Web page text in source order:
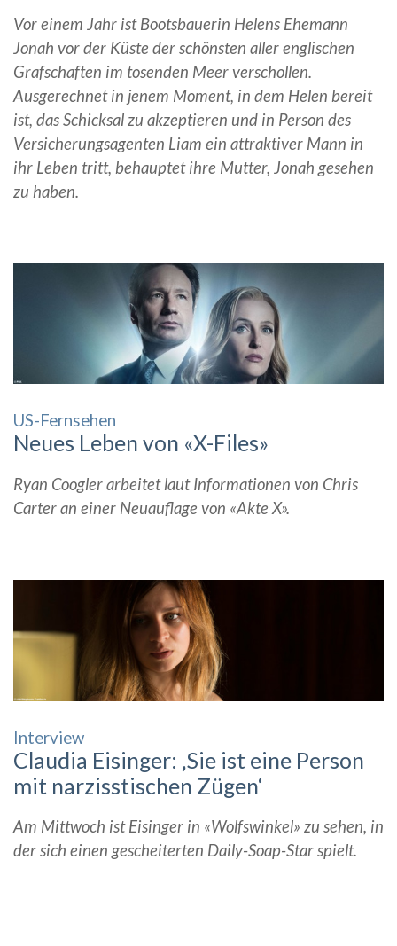
Vor einem Jahr ist Bootsbauerin Helens Ehemann
Jonah vor der Küste der schönsten aller englischen
Grafschaften im tosenden Meer verschollen.
Ausgerechnet in jenem Moment, in dem Helen bereit
ist, das Schicksal zu akzeptieren und in Person des
Versicherungsagenten Liam ein attraktiver Mann in
ihr Leben tritt, behauptet ihre Mutter, Jonah gesehen
zu haben.
US-Fernsehen
Neues Leben von «X-Files»
Ryan Coogler arbeitet laut Informationen von Chris
Carter an einer Neuauflage von «Akte X».
Interview
Claudia Eisinger: ‚Sie ist eine Person
mit narzisstischen Zügen‘
Am Mittwoch ist Eisinger in «Wolfswinkel» zu sehen, in
der sich einen gescheiterten Daily-Soap-Star spielt.